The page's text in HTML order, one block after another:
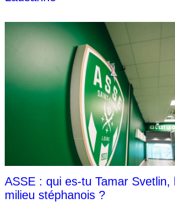
ASSE : qui es-tu Tamar Svetlin,
milieu stéphanois ?